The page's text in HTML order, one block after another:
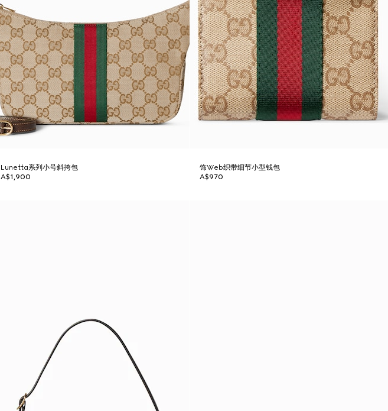
Lunetta系列小号斜挎包
A$1,900
饰Web织带细节小型钱包
A$970